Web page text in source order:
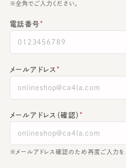
全角でご入力ください。
電話番号
メールアドレス
メールアドレス（確認）
※メールアドレス確認のため再度ご入力を